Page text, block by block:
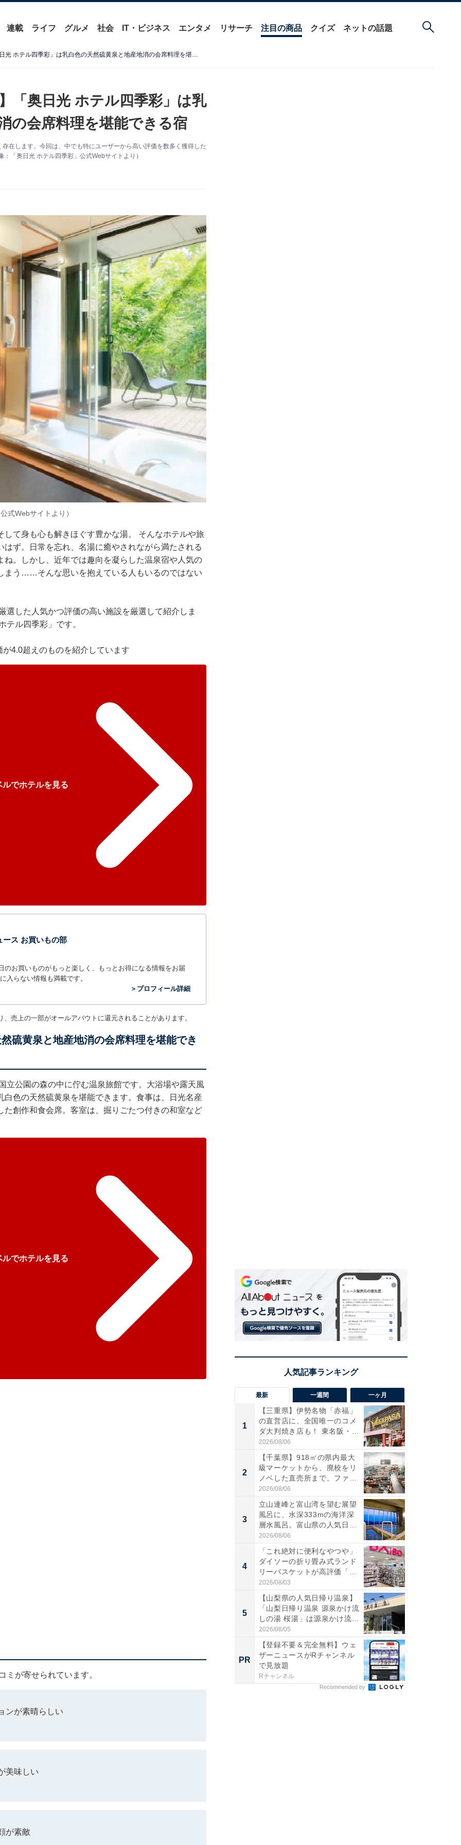
連載 ライフ グルメ 社会 IT・ビジネス エンタメ リサーチ 注目の商品 クイズ ネットの話題
【中禅寺温泉の人気ホテル】「奥日光 ホテル四季彩」は乳白色の天然硫黄泉と地産地消の会席料理を堪能できる宿
「奥日光 ホテル四季彩」は乳
の会席料理を堪能できる宿
在します。今回は、中でも特にユーザーから高い評価を数多く獲得した
「奥日光 ホテル四季彩」公式Webサイトより）
式Webサイトより）
て身も心も解きほぐす豊かな湯。 そんなホテルや旅
ず。日常を忘れ、名湯に癒やされながら満たされる
。しかし、近年では趣向を凝らした温泉宿や人気の
まう……そんな思いを抱えている人もいるのではない
した人気かつ評価の高い施設を厳選して紹介しま
テル四季彩」です。
4.0超えのものを紹介しています
でホテルを見る
ス お買いもの部
お買いものがもっと楽しく、もっとお得になる情報をお届
入らない情報も満載です。
＞プロフィール詳細
売上の一部がオールアバウトに還元されることがあります。
硫黄泉と地産地消の会席料理を堪能でき
立公園の森の中に佇む温泉旅館です。大浴場や露天風
色の天然硫黄泉を堪能できます。食事は、日光名産
創作和食会席。客室は、掘りごたつ付きの和室など
でホテルを見る
ミが寄せられています。
ンが素晴らしい
美味しい
が素敵
最新 一週間 一ヶ月
1
【三重県】伊勢名物「赤福」
の直営店に、全国唯一のコメ
ダ大判焼き店も！ 東名阪・
伊...
2026/08/06
2
【千葉県】918㎡の県内最大
級マーケットから、廃校をリ
ノベした直売所まで。ファ
ー...
2026/08/06
3
立山連峰と富山湾を望む展望
風呂に、水深333mの海洋深
層水風呂。富山県の人気日
帰...
2026/08/06
4
「これ絶対に便利なやつや」
ダイソーの折り畳み式ランド
リーバスケットが高評価「使
わ...
2026/08/03
5
【山梨県の人気日帰り温泉】
「山梨日帰り温泉 源泉かけ流
しの湯 桜湯」は源泉かけ流...
2026/08/05
PR
【登録不要＆完全無料】ウェ
ザーニュースがRチャンネル
で見放題
Rチャンネル
Recommended by